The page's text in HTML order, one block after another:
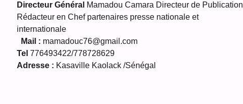
Directeur Général Mamadou Camara Directeur de Publication
Rédacteur en Chef partenaires presse nationale et
internationale
Mail : mamadouc76@gmail.com
Tel 776493422/778728629
Adresse : Kasaville Kaolack /Sénégal